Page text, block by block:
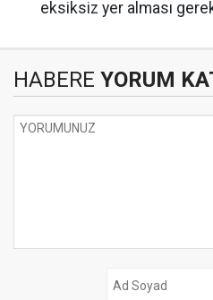
eksiksiz yer alması
HABERE YORUM